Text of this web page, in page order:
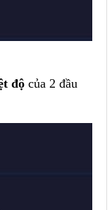
độ của 2 đầu